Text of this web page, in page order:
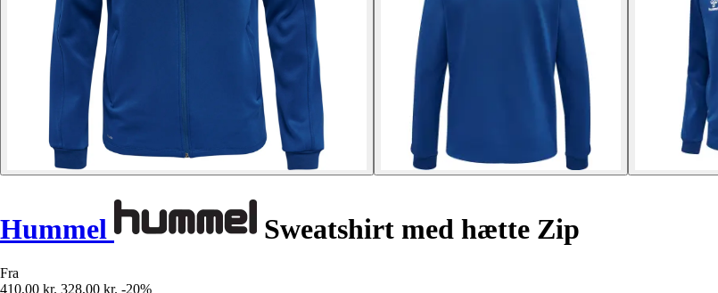
Hummel Sweatshirt med hætte Zip
Fra
410,00 kr. 328,00 kr. -20%